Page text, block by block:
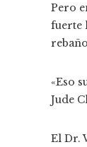
Pero
fuerte
«Eso
Jude
El Dr.